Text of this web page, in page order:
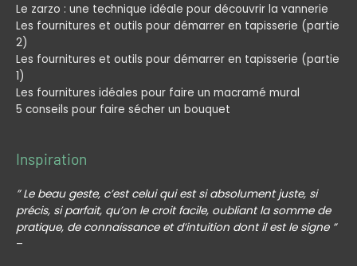
Le zarzo : une technique idéale pour découvrir la vannerie
Les fournitures et outils pour démarrer en tapisserie (partie
2)
Les fournitures et outils pour démarrer en tapisserie (partie
1)
Les fournitures idéales pour faire un macramé mural
5 conseils pour faire sécher un bouquet
Inspiration
” Le beau geste, c’est celui qui est si absolument juste, si
précis, si parfait, qu’on le croit facile, oubliant la somme de
pratique, de connaissance et d’intuition dont il est le signe ”
–